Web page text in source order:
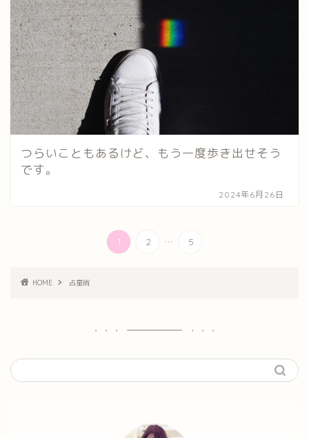
つらいこともあるけど、もう一度歩き出せそう
です。
2024年6月26日
1 2 ... 5
HOME 占星術